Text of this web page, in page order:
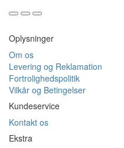
Oplysninger
Om os
Levering og Reklamation
Fortrolighedspolitik
Vilkår og Betingelser
Kundeservice
Kontakt os
Ekstra